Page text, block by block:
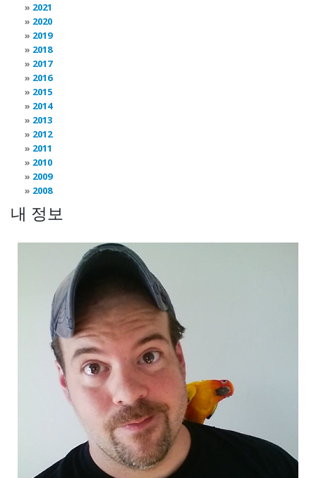
2021
2020
2019
2018
2017
2016
2015
2014
2013
2012
2011
2010
2009
2008
내 정보